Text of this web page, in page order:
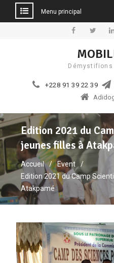
Menu principal
+228 91 39 22 39
Edition 2021 du
jeunes filles à
Accueil
Event
Edition 2021 du Camp
Atakpamé